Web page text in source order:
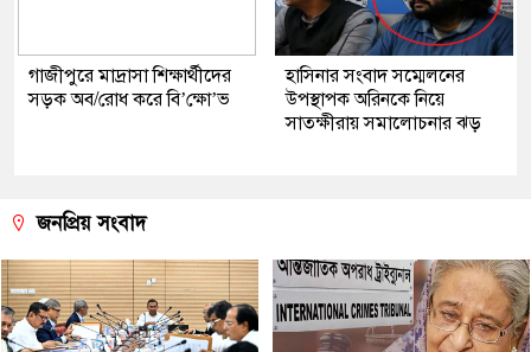
গাজীপুরে মাদ্রাসা শিক্ষার্থীদের
সড়ক অব/রোধ করে বি’ক্ষো’ভ
হাসিনার সংবাদ সম্মেলনের
উপস্থাপক অরিনকে নিয়ে
সাতক্ষীরায় সমালোচনার ঝড়
জনপ্রিয় সংবাদ